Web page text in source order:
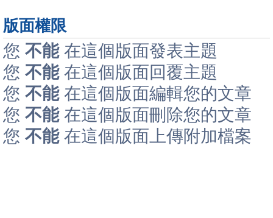
版面權限
您 不能在這個版面發表主題
您 不能在這個版面回覆主題
您 不能在這個版面編輯您的文章
您 不能在這個版面刪除您的文章
您 不能在這個版面上傳附加檔案